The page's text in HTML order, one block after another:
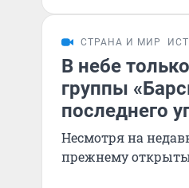
СТРАНА И МИР
В небе
группы
последнего
Несмотря на
прежнему